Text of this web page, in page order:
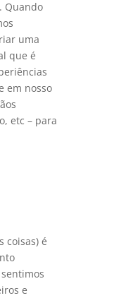
Quando
uma
que é
em nosso
etc – para
coisas) é
e